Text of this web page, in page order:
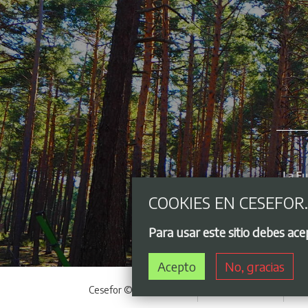
Cesefor © 2021 - 2026
COOKIES EN
Para usar este sitio debes
Acepto No, gracias